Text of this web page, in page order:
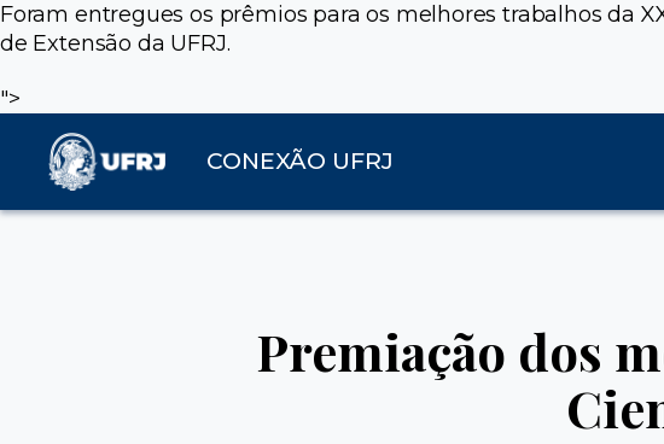
Foram entregues os prêmios para os melhores trabalhos da
de Extensão da UFRJ.
">
CONEXÃO UFRJ
Premiação dos